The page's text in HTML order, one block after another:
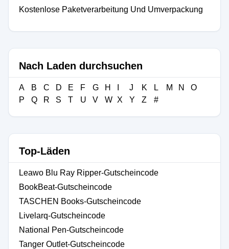
Kostenlose Paketverarbeitung Und Umverpackung
Nach Laden durchsuchen
A B C D E F G H J K L M N
O
P
Q R S T U V W X Y Z #
Top-Läden
Leawo Blu Ray Ripper-Gutscheincode
BookBeat-Gutscheincode
TASCHEN Books-Gutscheincode
Livelarq-Gutscheincode
National Pen-Gutscheincode
Tanger Outlet-Gutscheincode